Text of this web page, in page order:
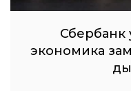
Сбербанк
экономика